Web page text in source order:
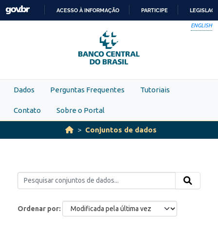
Skip to main content
PARA
O
CONTEÚDO
ACESSO À INFORMAÇÃO PARTICIPE
ENGLISH
Dados Perguntas Frequentes Tutoriais
Contato Sobre o Portal
Conjuntos de dados
Ordenar por